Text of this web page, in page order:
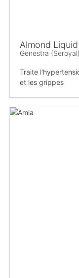
Almond
Genestra (Seroyal)
Traite
et les grippes